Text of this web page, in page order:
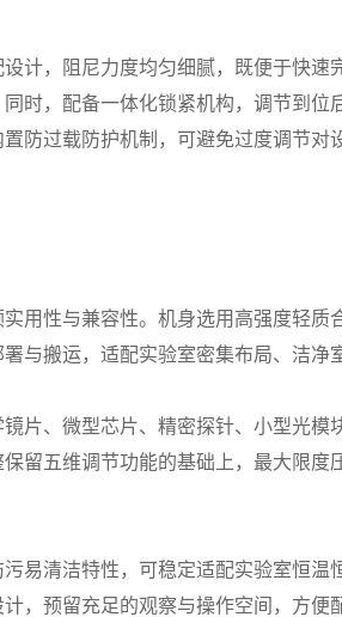
，阻尼力度均匀细腻，既便于快速
时，配备一体化锁紧机构，调节到位
防过载防护机制，可避免过度调节对
性与兼容性。机身选用高强度轻质
搬运，适配实验室密集布局、洁净
、微型芯片、精密探针、小型光模
留五维调节功能的基础上，最大限
清洁特性，可稳定适配实验室恒温
预留充足的观察与操作空间，方便